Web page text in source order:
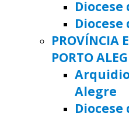
Diocese
Diocese
PROVÍNCIA
PORTO
Alegre
Diocese